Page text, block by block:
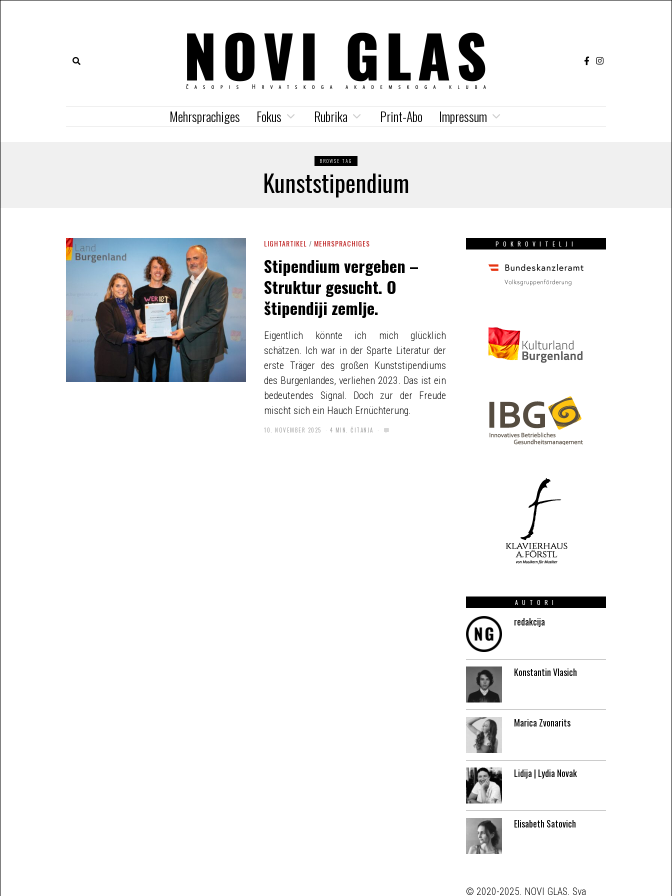
Mehrsprachiges Fokus Rubrika Print-Abo Impressum
BROWSE TAG
Kunststipendium
LIGHTARTIKEL / MEHRSPRACHIGES
Stipendium vergeben –
Struktur gesucht. O
štipendiji zemlje.
Eigentlich könnte ich mich glücklich
schätzen. Ich war in der Sparte Literatur der
erste Träger des großen Kunststipendiums
des Burgenlandes, verliehen 2023. Das ist ein
bedeutendes Signal. Doch zur der Freude
mischt sich ein Hauch Ernüchterung.
10. NOVEMBER 2025 4 MIN. ČITANJA
POKROVITELJI
AUTORI
redakcija
Konstantin Vlasich
Marica Zvonarits
Lidija | Lydia Novak
Elisabeth Satovich
© 2020-2025. NOVI GLAS. Sva